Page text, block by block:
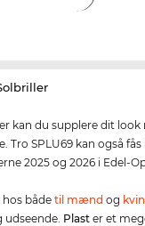
kan du supplere dit look
Tro SPLU69 kan også
2025 og 2026 i Edel-
hos bådetil mænd og
Plast er et